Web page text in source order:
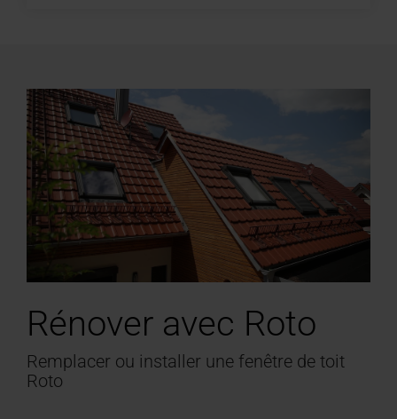
Rénover avec Roto
Remplacer ou installer une fenêtre de toit
Roto